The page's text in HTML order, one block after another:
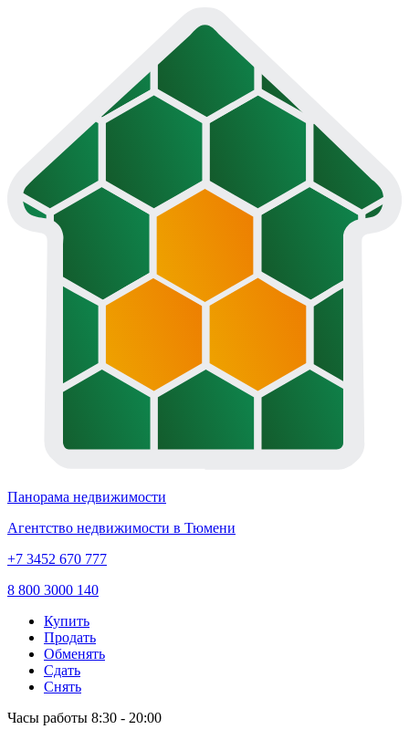
Панорама недвижимости
Агентство недвижимости в Тюмени
+7 3452 670 777
8 800 3000 140
Купить
Продать
Обменять
Сдать
Снять
Часы работы 8:30 - 20:00